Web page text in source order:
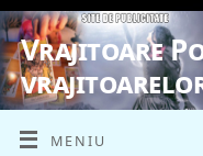
Vrajitoare
VRAJITOARE,
MENIU